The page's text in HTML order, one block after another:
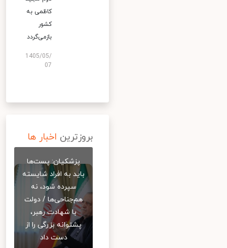
کاظمی به
کشور
بازمی‌گردد
1405/05/
07
بروزترین اخبار ها
پزشکیان: پست‌ها
باید به افراد شایسته
سپرده شود، نه
هم‌جناحی‌ها / دولت
با شهادت رهبر،
پشتوانه بزرگی را از
دست داد